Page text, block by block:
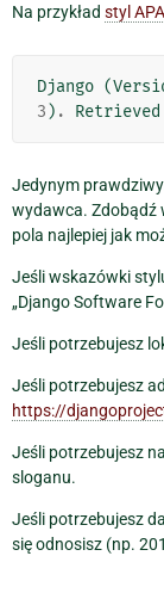
Na przykład styl APA
Django (
3 ) . Retrieved
Jedynym
wydawca. Zdobądź
pola najlepiej jak
Jeśli wskazówki
„Django Software
Jeśli potrzebujesz
Jeśli potrzebujesz
https://
Jeśli potrzebujesz
sloganu.
Jeśli potrzebujesz
się odnosisz (np.